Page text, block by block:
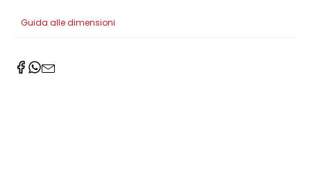
Guida alle dimensioni